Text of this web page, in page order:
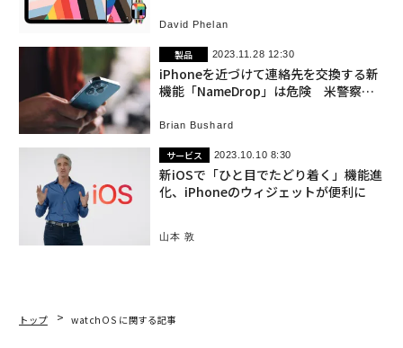
David Phelan
製品 2023.11.28 12:30
iPhoneを近づけて連絡先を交換する新
機能「NameDrop」は危険 米警察が
Brian Bushard
サービス 2023.10.10 8:30
新iOSで「ひと目でたどり着く」機能進
化、iPhoneのウィジェットが便利に
山本 敦
トップ watchOS に関する記事